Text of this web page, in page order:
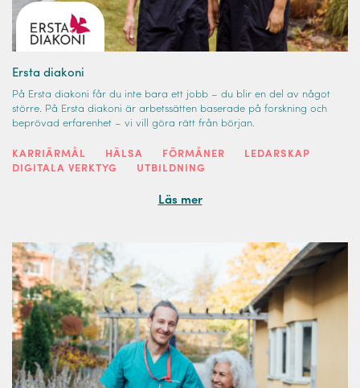
Ersta diakoni
På Ersta diakoni får du inte bara ett jobb – du blir en del av något
större. På Ersta diakoni är arbetssätten baserade på forskning och
beprövad erfarenhet – vi vill göra rätt från början.
KARRIÄRMÅL HÄLSA FÖRMÅNER
LEDARSKAP
DIGITALA VERKTYG
UTBILDNING
Läs mer